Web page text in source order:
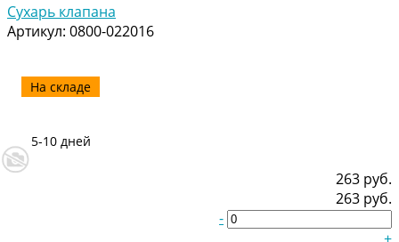
263 руб.
263 руб.
-
Сухарь клапана
Артикул: 0800-022016
На складе
5-10 дней